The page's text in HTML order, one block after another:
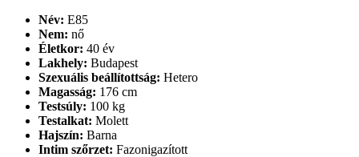
Név: E85
Nem: nő
Életkor: 40 év
Lakhely: Budapest
Szexuális beállítottság: Hetero
Magasság: 176 cm
Testsúly: 100 kg
Testalkat: Molett
Hajszín: Barna
Intim szőrzet: Fazonigazított